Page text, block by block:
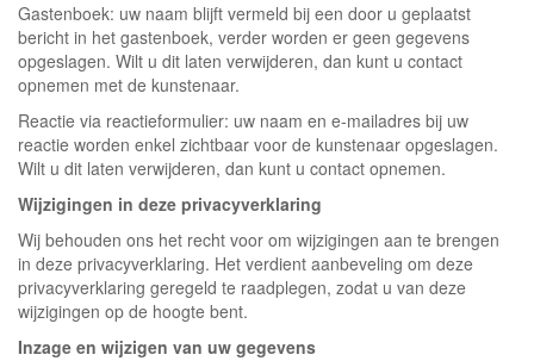
Gastenboek: uw naam blijft vermeld bij een door u geplaatst
bericht in het gastenboek, verder worden er geen gegevens
opgeslagen. Wilt u dit laten verwijderen, dan kunt u contact
opnemen met de kunstenaar.
Reactie via reactieformulier: uw naam en e-mailadres bij uw
reactie worden enkel zichtbaar voor de kunstenaar opgeslagen.
Wilt u dit laten verwijderen, dan kunt u contact opnemen.
Wijzigingen in deze privacyverklaring
Wij behouden ons het recht voor om wijzigingen aan te brengen
in deze privacyverklaring. Het verdient aanbeveling om deze
privacyverklaring geregeld te raadplegen, zodat u van deze
wijzigingen op de hoogte bent.
Inzage en wijzigen van uw gegevens